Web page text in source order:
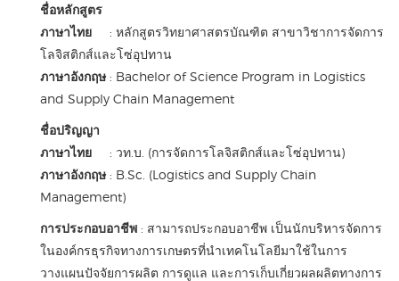
ชื่อหลักสูตร
ภาษาไทย : หลักสูตรวิทยาศาสตรบัณฑิต สาขาวิชาการจัดการ
โลจิสติกส์และโซ่อุปทาน
ภาษาอังกฤษ: Bachelor of Science Program in Logistics
and Supply Chain Management
ชื่อปริญญา
ภาษาไทย : วท.บ. (การจัดการโลจิสติกส์และโซ่อุปทาน)
ภาษาอังกฤษ: B.Sc. (Logistics and Supply Chain
Management)
การประกอบอาชีพ : สามารถประกอบอาชีพ เป็นนักบริหารจัดการ
ในองค์กรธุรกิจทางการเกษตรที่นำเทคโนโลยีมาใช้ในการ
วางแผนปัจจัยการผลิต การดูแล และการเก็บเกี่ยวผลผลิตทางการ